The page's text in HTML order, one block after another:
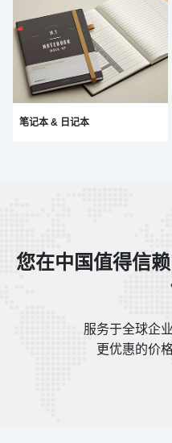
笔记本 & 日记本
您在中国值得信
服务于全球企
更优惠的价